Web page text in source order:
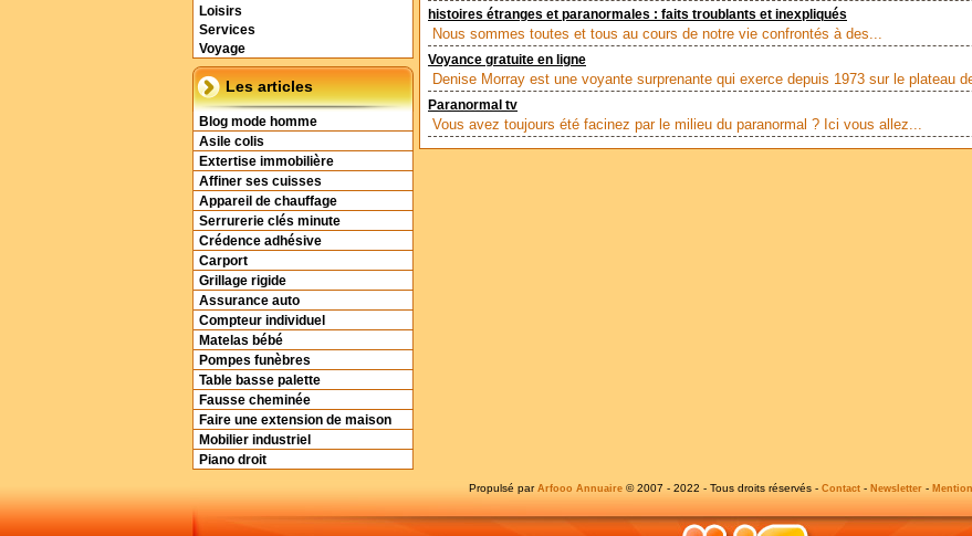
Loisirs
Services
Voyage
Les articles
Blog mode homme
Asile colis
Extertise immobilière
Affiner ses cuisses
Appareil de chauffage
Serrurerie clés minute
Crédence adhésive
Carport
Grillage rigide
Assurance auto
Compteur individuel
Matelas bébé
Pompes funèbres
Table basse palette
Fausse cheminée
Faire une extension de maison
Mobilier industriel
Piano droit
histoires étranges et paranormales : faits troublants et inexpliqués
Nous sommes toutes et tous au cours de notre vie confrontés à des...
Voyance gratuite en ligne
Denise Morray est une voyante surprenante qui exerce depuis 1973 sur le plateau
Paranormal tv
Vous avez toujours été facinez par le milieu du paranormal ? Ici vous allez...
Propulsé par Arfooo Annuaire © 2007 - 2022 - Tous droits réservés - Contact - Newsletter -